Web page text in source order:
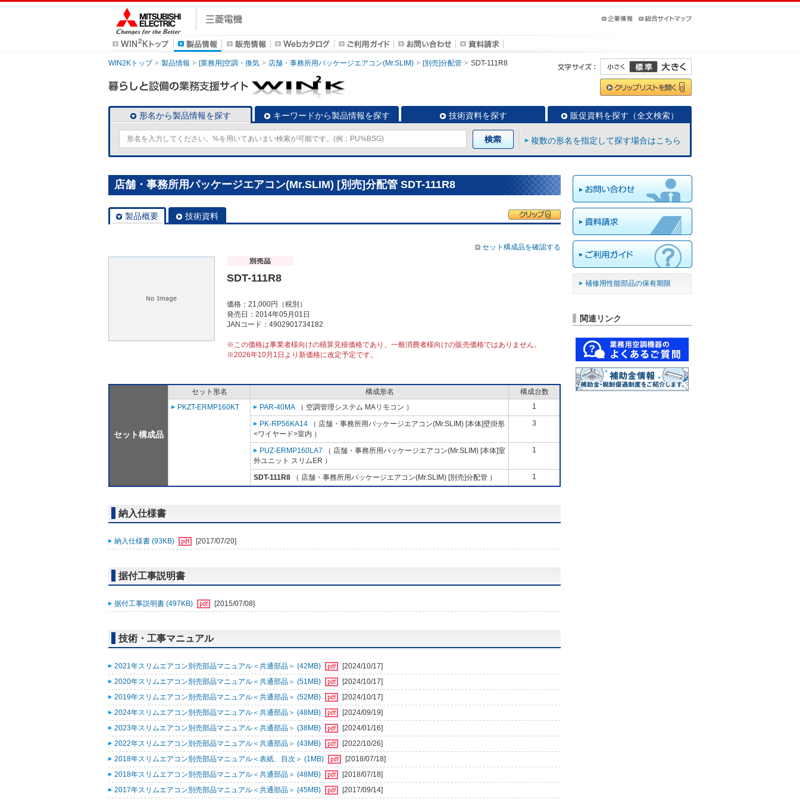
WIN2Kトップ 製品情報 [業務用]空調・換気 店舗・事務所用パッケージエアコン(Mr.SLIM) [別売]分配管 SDT-111R8
形名から製品情報を探す キーワードから製品情報を探す 技術資料を探す 販促資料を探す（全文検索）
複数の形名を指定して探す場合はこちら
店舗・事務所用パッケージエアコン(Mr.SLIM) [別売]分配管 SDT-111R8
製品概要 技術資料
セット構成品を確認する
SDT-111R8
価格：21,000円（税別）
発売日：2014年05月01日
JANコード：4902901734182
※この価格は事業者様向けの積算見積価格であり、一般消費者様向けの販売価格ではありません。
※2026年10月1日より新価格に改定予定です。
セット構成品
セット形名 構成形名
構成台数
PKZT-ERMP160KT
PAR-40MA （ 空調管理システム MAリモコン ） 1
PK-RP56KA14 （ 店舗・事務所用パッケージエアコン(Mr.SLIM) [本体]壁掛形
<ワイヤード>室内 ）
3
PUZ-ERMP160LA7 （ 店舗・事務所用パッケージエアコン(Mr.SLIM) [本体]室
外ユニット スリムER ）
1
SDT-111R8 （ 店舗・事務所用パッケージエアコン(Mr.SLIM) [別売]分配管 ） 1
納入仕様書
納入仕様書 (93KB) [2017/07/20]
据付工事説明書
据付工事説明書 (497KB) [2015/07/08]
技術・工事マニュアル
2021年スリムエアコン別売部品マニュアル＜共通部品＞ (42MB)
[2024/10/17]
2020年スリムエアコン別売部品マニュアル＜共通部品＞ (51MB)
[2024/10/17]
2019年スリムエアコン別売部品マニュアル＜共通部品＞ (52MB)
[2024/10/17]
2024年スリムエアコン別売部品マニュアル＜共通部品＞ (48MB)
[2024/09/19]
2023年スリムエアコン別売部品マニュアル＜共通部品＞ (38MB)
[2024/01/16]
2022年スリムエアコン別売部品マニュアル＜共通部品＞ (43MB)
[2022/10/26]
2018年スリムエアコン別売部品マニュアル＜表紙、目次＞ (1MB)
[2018/07/18]
2018年スリムエアコン別売部品マニュアル＜共通部品＞ (48MB)
[2018/07/18]
2017年スリムエアコン別売部品マニュアル＜共通部品＞ (45MB)
[2017/09/14]
補修用性能部品の保有期限
関連リンク